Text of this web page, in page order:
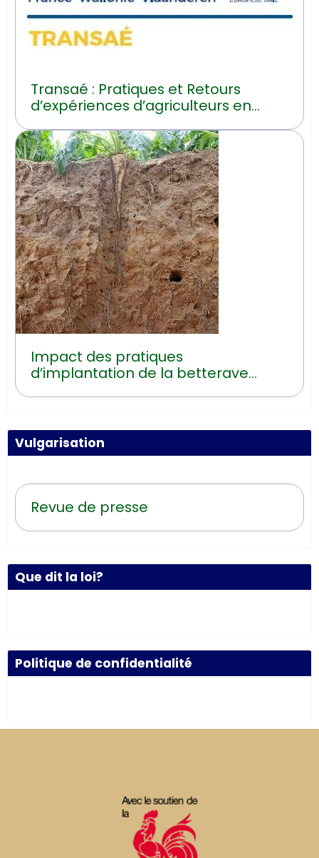
Transaé : Pratiques et Retours
d’expériences d’agriculteurs en
Impact des pratiques
d’implantation de la betterave
Vulgarisation
Revue de presse
Que dit la loi?
Politique de confidentialité